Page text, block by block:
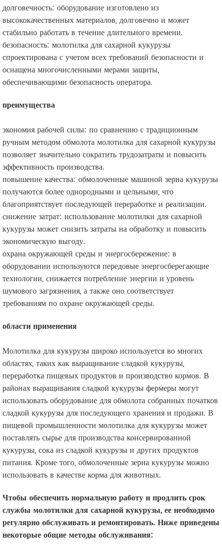
долговечность: оборудование изготовлено из
высококачественных материалов, долговечно и может
стабильно работать в течение длительного времени.
безопасность: молотилка для сахарной кукурузы
спроектирована с учетом всех требований безопасности и
оснащена многочисленными мерами защиты,
обеспечивающими безопасность оператора.
преимущества
экономия рабочей силы: по сравнению с традиционным
ручным методом обмолота молотилка для сахарной кукурузы
позволяет значительно сократить трудозатраты и повысить
эффективность производства.
повышение качества: обмолоченные машиной зерна кукурузы
получаются более однородными и цельными, что
благоприятствует последующей переработке и реализации.
снижение затрат: использование молотилки для сахарной
кукурузы может снизить затраты на обработку и повысить
экономическую выгоду.
охрана окружающей среды и энергосбережение: в
оборудовании используются передовые энергосберегающие
технологии, снижается потребление энергии и уровень
шумового загрязнения, а также оно соответствует
требованиям по охране окружающей среды.
области применения
Молотилка для кукурузы широко используется во многих
областях, таких как выращивание сладкой кукурузы,
переработка пищевых продуктов и производство кормов. В
районах выращивания сладкой кукурузы фермеры могут
использовать оборудование для обмолота собранных початков
сладкой кукурузы для последующего хранения и продажи. В
пищевой промышленности молотилка для кукурузы может
поставлять сырье для производства консервированной
кукурузы, сока из сладкой кукурузы и других продуктов
питания. Кроме того, обмолоченные зерна кукурузы можно
использовать в качестве корма для животных.
Чтобы обеспечить нормальную работу и продлить срок
службы молотилки для сахарной кукурузы, ее необходимо
регулярно обслуживать и ремонтировать. Ниже приведены
некоторые общие методы обслуживания: